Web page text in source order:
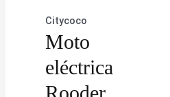
Citycoco
Moto
eléctrica
Rooder